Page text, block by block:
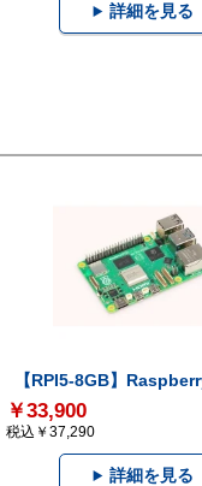
詳細を見る
【RPI5-8GB】
￥33,900
税込￥37,290
詳細を見る